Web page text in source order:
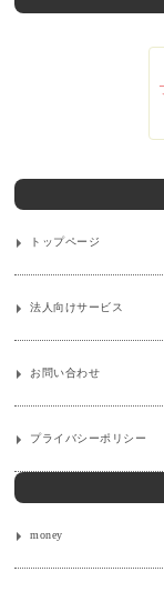
トップページ
法人向けサービス
お問い合わせ
プライバシーポリシー
money